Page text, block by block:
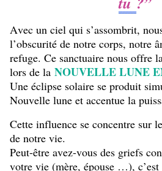
Avec un ciel qui s’assombrit,
l’obscurité de notre corps, notre
refuge. Ce sanctuaire nous offre
lors de la NOUVELLE LUNE
Une éclipse solaire se produit
Nouvelle lune et accentue la
Cette influence se concentre sur
de notre vie.
Peut-être avez-vous des griefs
votre vie (mère, épouse …),